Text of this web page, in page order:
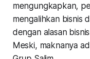
mengungkapkan,
mengalihkan bisnis
dengan alasan
Meski, maknanya